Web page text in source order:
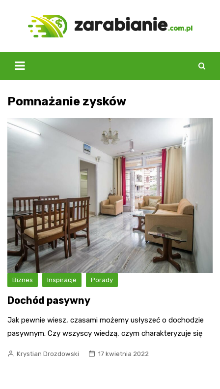
Pomnażanie zysków
Biznes Inspiracje Porady
Dochód pasywny
Jak pewnie wiesz, czasami możemy usłyszeć o dochodzie
pasywnym. Czy wszyscy wiedzą, czym charakteryzuje się
Krystian Drozdowski 17 kwietnia 2022